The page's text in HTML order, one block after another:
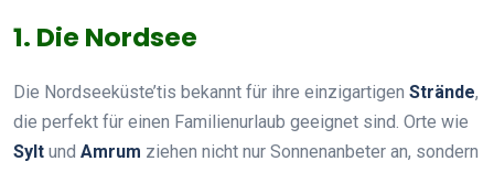
1. Die Nordsee
Die Nordseeküste’tis bekannt für ihre einzigartigen Strände,
die perfekt für einen Familienurlaub geeignet sind. Orte wie
Sylt und Amrum ziehen nicht nur Sonnenanbeter an, sondern